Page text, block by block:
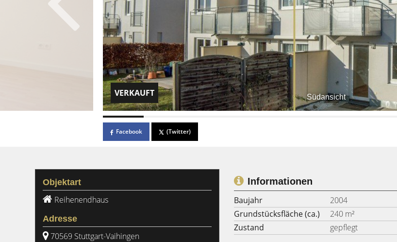
Südansicht
VERKAUFT
Facebook (Twitter)
Objektart
Reihenendhaus
Adresse
70569 Stuttgart-Vaihingen
Informationen
Baujahr
2004
Grundstücksfläche (ca.)
240 m²
Zustand
gepflegt